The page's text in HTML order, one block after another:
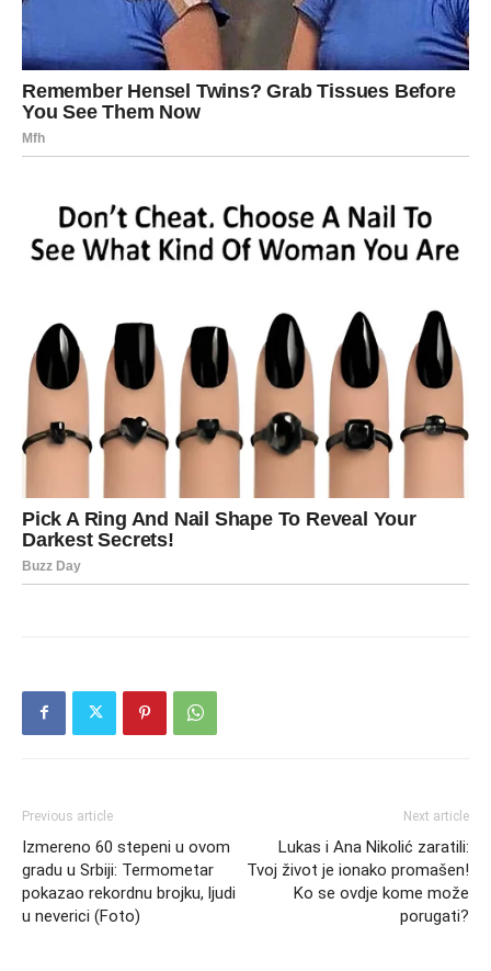
Previous article
Izmereno 60 stepeni u ovom
gradu u Srbiji: Termometar
pokazao rekordnu brojku, ljudi
u neverici (Foto)
Next article
Lukas i Ana Nikolić zaratili:
Tvoj život je ionako promašen!
Ko se ovdje kome može
porugati?